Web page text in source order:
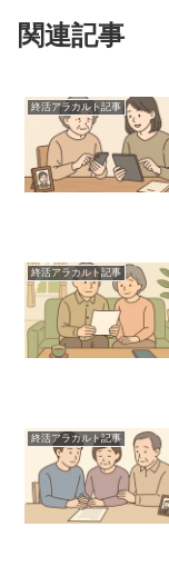
関連記事
終活アラカルト記事
終活アラカルト記事
終活アラカルト記事